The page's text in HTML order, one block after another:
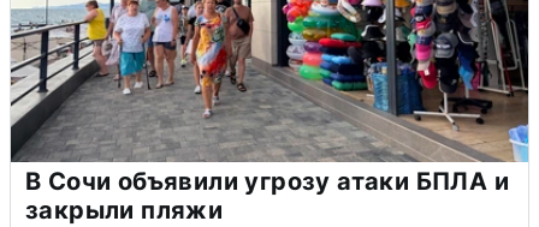
В Сочи объявили угрозу атаки БПЛА и
закрыли пляжи